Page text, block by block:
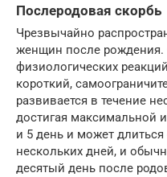
Послеродовая скорбь
Чрезвычайно
женщин после рождения.
физиологических
короткий,
развивается в течение
достигая максимальной
и 5 день и может
нескольких дней, и
десятый день после